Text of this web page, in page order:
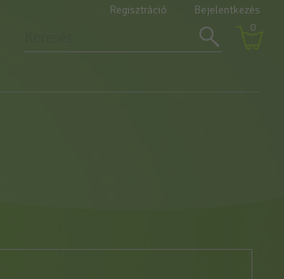
Regisztráció
Bejelentkezés
0